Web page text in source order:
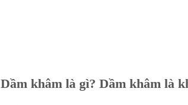
Dầm khâm là gì? Dầm khâm là